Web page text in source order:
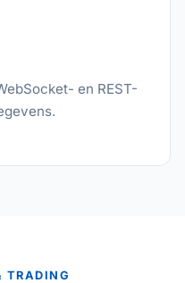
en REST-
TRADING